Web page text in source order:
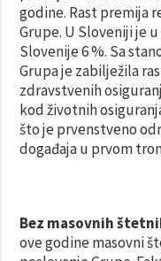
godine. Rast premija
Grupe. U Sloveniji je
Slovenije 6 %. Sa
Grupa je zabilježila
zdravstvenih
kod životnih
što je prvenstveno
događaja u prvom
Bez masovnih
ove godine masovni